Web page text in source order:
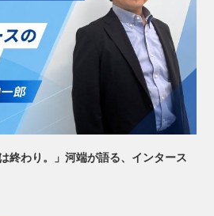
終わり。」河端が語る、インタース